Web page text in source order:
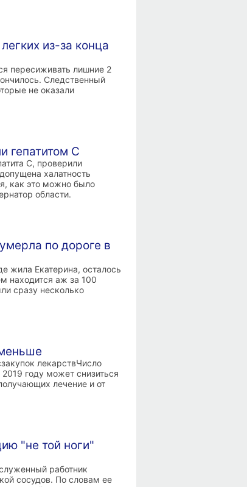
из-за конца
пересиживать лишние 2
Следственный
не оказали
гепатитом С
С, проверили
халатность
как это можно было
области.
по дороге в
жила Екатерина, осталось
находится аж за 100
сразу несколько
лекарствЧисло
году может снизиться
лечение и от
"не той ноги"
работник
сосудов. По словам ее